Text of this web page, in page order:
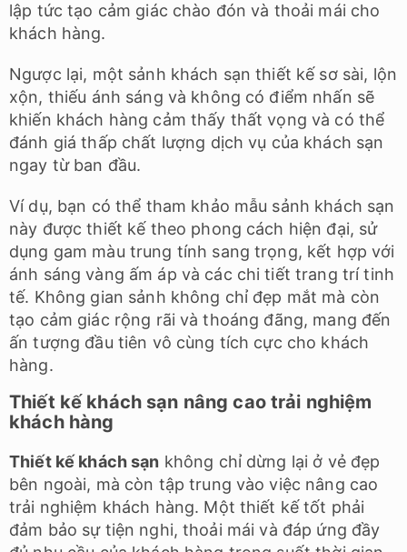
lập tức tạo cảm giác chào đón và thoải mái cho
khách hàng.
Ngược lại, một sảnh khách sạn thiết kế sơ sài, lộn
xộn, thiếu ánh sáng và không có điểm nhấn sẽ
khiến khách hàng cảm thấy thất vọng và có thể
đánh giá thấp chất lượng dịch vụ của khách sạn
ngay từ ban đầu.
Ví dụ, bạn có thể tham khảo mẫu sảnh khách sạn
này được thiết kế theo phong cách hiện đại, sử
dụng gam màu trung tính sang trọng, kết hợp với
ánh sáng vàng ấm áp và các chi tiết trang trí tinh
tế. Không gian sảnh không chỉ đẹp mắt mà còn
tạo cảm giác rộng rãi và thoáng đãng, mang đến
ấn tượng đầu tiên vô cùng tích cực cho khách
hàng.
Thiết kế khách sạn nâng cao trải nghiệm
khách hàng
Thiết kế khách sạn không chỉ dừng lại ở vẻ đẹp
bên ngoài, mà còn tập trung vào việc nâng cao
trải nghiệm khách hàng. Một thiết kế tốt phải
đảm bảo sự tiện nghi, thoải mái và đáp ứng đầy